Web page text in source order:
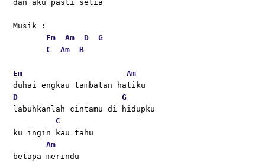
dan aku pasti setia
Musik :
Em
Am D
G
C
Am B
Em
Am
duhai engkau tambatan hatiku
D
G
labuhkanlah cintamu di hidupku
C
ku ingin kau tahu
Am
betapa merindu